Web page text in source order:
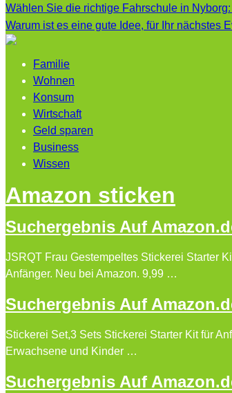
Wählen Sie die richtige Fahrschule in
Warum ist es eine gute Idee, für Ihr nächstes
Familie
Wohnen
Konsum
Wirtschaft
Geld sparen
Business
Wissen
Amazon sticken
Suchergebnis Auf
JSRQT Frau Gestempeltes Stickerei Starter
Anfänger. Neu bei Amazon. 9,99 …
Suchergebnis Auf
Stickerei Set,3 Sets Stickerei Starter Kit für
Erwachsene und Kinder …
Suchergebnis Auf